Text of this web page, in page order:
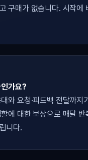
구매가 없습니다. 시작에
가요?
와 요청·피드백 전달까지
에 대한 보상으로 매달 반
니다.